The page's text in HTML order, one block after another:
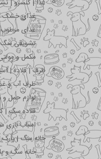
غذا | کنسرو |
غذای
غذای
تشویقی سگ
مکمل و
ظرف | قلاده |
ظرف آب و
لوازم حمل
قلاده سگ |
اسباب بازی
خانه سگ |
خانه سگ و